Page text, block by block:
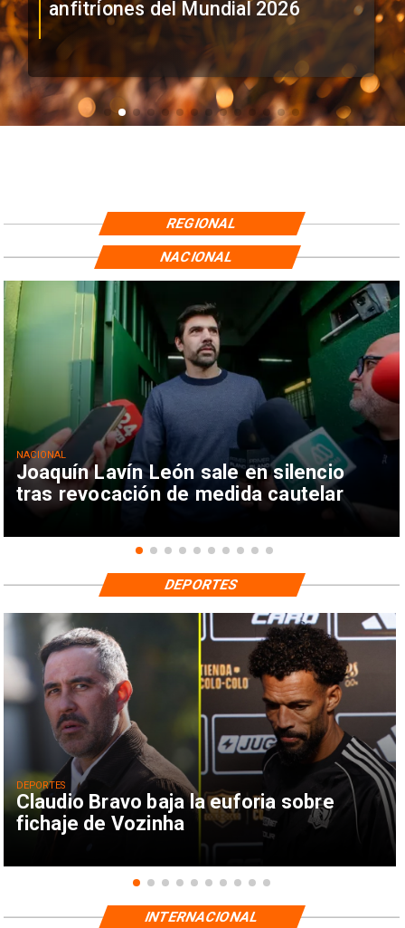
anfitriones del Mundial 2026
REGIONAL
Joaquín Lavín León sale en silencio
tras revocación de medida cautelar
NACIONAL
NACIONAL
Claudio Bravo baja la euforia sobre
fichaje de Vozinha
DEPORTES
DEPORTES
INTERNACIONAL